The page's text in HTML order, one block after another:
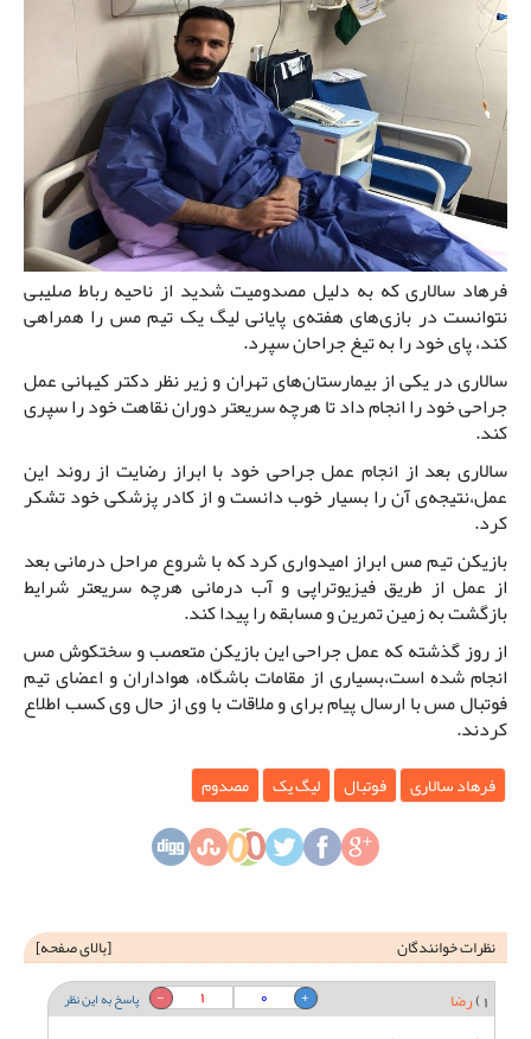
فرهاد سالاری که به دلیل مصدومیت شدید از ناحیه رباط صلیبی
نتوانست در بازی‌های هفته‌ی پایانی لیگ یک تیم مس را همراهی
کند، پای خود را به تیغ جراحان سپرد.
سالاری در یکی از بیمارستان‌های تهران و زیر نظر دکتر کیهانی عمل
جراحی خود را انجام داد تا هرچه سریعتر دوران نقاهت خود را سپری
کند.
سالاری بعد از انجام عمل جراحی خود با ابراز رضایت از روند این
عمل،نتیجه‌ی آن را بسیار خوب دانست و از کادر پزشکی خود تشکر
کرد.
بازیکن تیم مس ابراز امیدواری کرد که با شروع مراحل درمانی بعد
از عمل از طریق فیزیوتراپی و آب درمانی هرچه سریعتر شرایط
بازگشت به زمین تمرین و مسابقه را پیدا کند.
از روز گذشته که عمل جراحی این بازیکن متعصب و سختکوش مس
انجام شده است،بسیاری از مقامات باشگاه، هواداران و اعضای تیم
فوتبال مس با ارسال پیام برای و ملاقات با وی از حال وی کسب اطلاع
کردند.
فرهاد سالاری فوتبال لیگ یک مصدوم
نظرات خوانندگان [بالای صفحه]
1) رضا پاسخ به این نظر 1
0